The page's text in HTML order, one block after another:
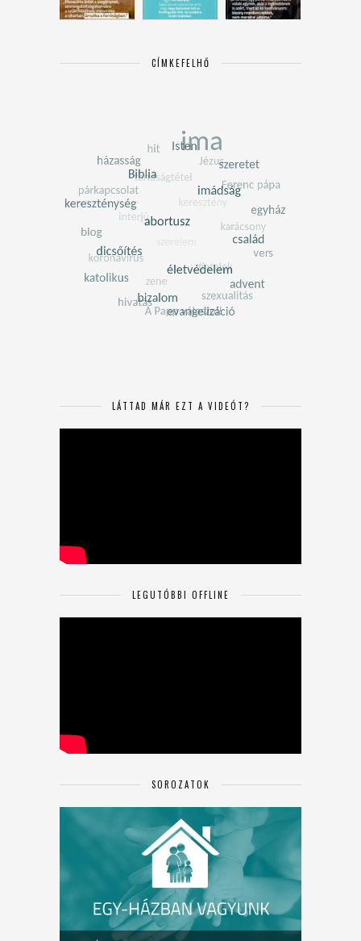
CÍMKEFELHŐ
LÁTTAD MÁR EZT A VIDEÓT?
LEGUTÓBBI OFFLINE
SOROZATOK